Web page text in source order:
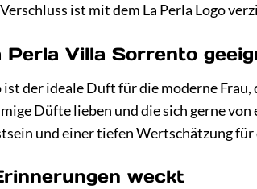
ist mit dem La Perla Logo
Villa Sorrento
ist der ideale Duft für die moderne
Düfte lieben und die sich gerne
und einer tiefen Wertschätzung für
weckt